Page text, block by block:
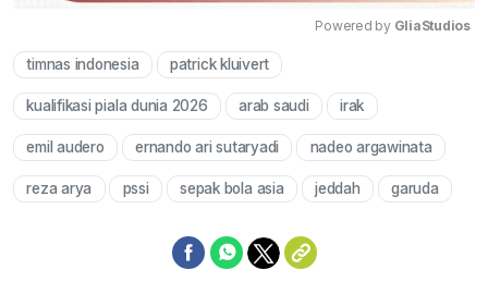
Powered by GliaStudios
timnas indonesia patrick kluivert
kualifikasi piala dunia 2026 arab saudi irak
emil audero ernando ari sutaryadi nadeo argawinata
reza arya pssi sepak bola asia jeddah garuda